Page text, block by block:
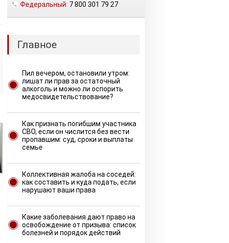
Федеральный: 7 800 301 79 27
Главное
Пил вечером, остановили утром:
лишат ли прав за остаточный
алкоголь и можно ли оспорить
медосвидетельствование?
Как признать погибшим участника
СВО, если он числится без вести
пропавшим: суд, сроки и выплаты
семье
Коллективная жалоба на соседей:
как составить и куда подать, если
нарушают ваши права
Какие заболевания дают право на
освобождение от призыва: список
болезней и порядок действий